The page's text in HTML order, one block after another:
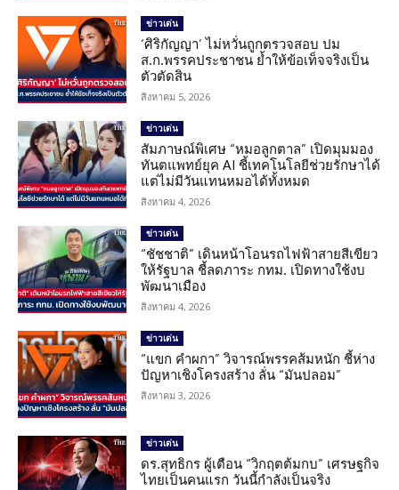
ข่าวเด่น
‘ศิริกัญญา’ ไม่หวั่นถูกตรวจสอบ ปม
ส.ก.พรรคประชาชน ย้ำให้ข้อเท็จจริงเป็น
ตัวตัดสิน
สิงหาคม 5, 2026
ข่าวเด่น
สัมภาษณ์พิเศษ “หมอลูกตาล” เปิดมุมมอง
ทันตแพทย์ยุค AI ชี้เทคโนโลยีช่วยรักษาได้
แต่ไม่มีวันแทนหมอได้ทั้งหมด
สิงหาคม 4, 2026
ข่าวเด่น
“ชัชชาติ” เดินหน้าโอนรถไฟฟ้าสายสีเขียว
ให้รัฐบาล ชี้ลดภาระ กทม. เปิดทางใช้งบ
พัฒนาเมือง
สิงหาคม 4, 2026
ข่าวเด่น
“แขก คำผกา” วิจารณ์พรรคส้มหนัก ชี้ห่าง
ปัญหาเชิงโครงสร้าง ลั่น “มันปลอม”
สิงหาคม 3, 2026
ข่าวเด่น
ดร.สุทธิกร ผู้เตือน “วิกฤตต้มกบ” เศรษฐกิจ
ไทยเป็นคนแรก วันนี้กำลังเป็นจริง